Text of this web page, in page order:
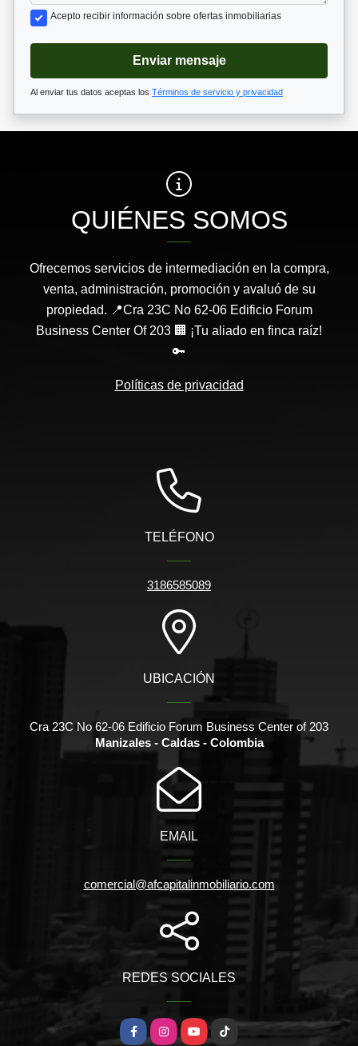
Acepto recibir información sobre ofertas inmobiliarias
Enviar mensaje
Al enviar tus datos aceptas los Términos de servicio y privacidad
QUIÉNES SOMOS
Ofrecemos servicios de intermediación en la compra,
venta, administración, promoción y avaluó de su
propiedad. 📍Cra 23C No 62-06 Edificio Forum
Business Center Of 203 🏢 ¡Tu aliado en finca raíz!
🔑
Políticas de privacidad
TELÉFONO
3186585089
UBICACIÓN
Cra 23C No 62-06 Edificio Forum Business Center of 203
Manizales - Caldas - Colombia
EMAIL
comercial@afcapitalinmobiliario.com
REDES SOCIALES
FacebookInstagramYouTubeTikTok